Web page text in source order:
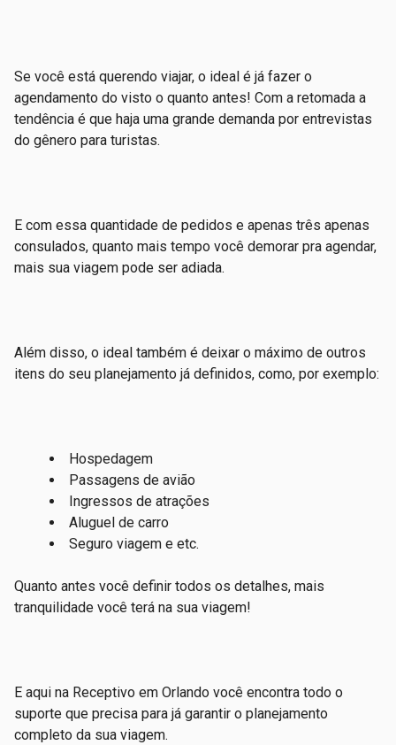
Se você está querendo viajar, o ideal é já fazer o
agendamento do visto o quanto antes! Com a retomada a
tendência é que haja uma grande demanda por entrevistas
do gênero para turistas.
E com essa quantidade de pedidos e apenas três apenas
consulados, quanto mais tempo você demorar pra agendar,
mais sua viagem pode ser adiada.
Além disso, o ideal também é deixar o máximo de outros
itens do seu planejamento já definidos, como, por exemplo:
Hospedagem
Passagens de avião
Ingressos de atrações
Aluguel de carro
Seguro viagem e etc.
Quanto antes você definir todos os detalhes, mais
tranquilidade você terá na sua viagem!
E aqui na Receptivo em Orlando você encontra todo o
suporte que precisa para já garantir o planejamento
completo da sua viagem.